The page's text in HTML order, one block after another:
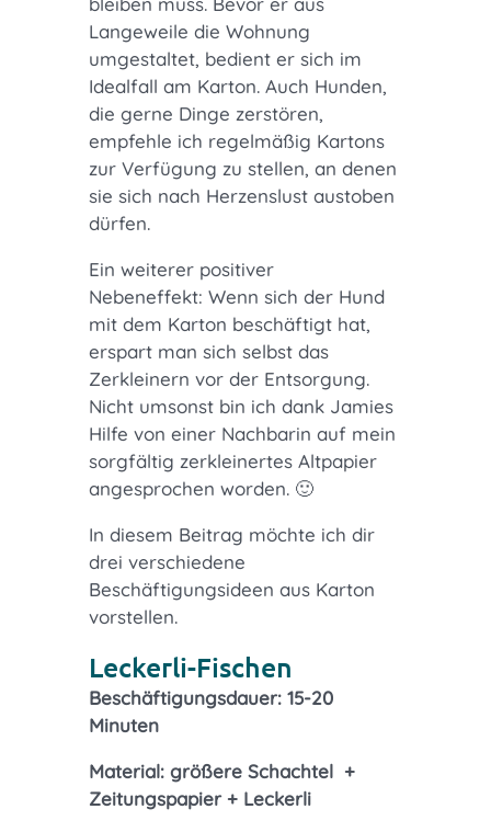
Langeweile die Wohnung
umgestaltet, bedient er sich im
Idealfall am Karton. Auch Hunden,
die gerne Dinge zerstören,
empfehle ich regelmäßig Kartons
zur Verfügung zu stellen, an denen
sie sich nach Herzenslust austoben
dürfen.
Ein weiterer positiver
Nebeneffekt: Wenn sich der Hund
mit dem Karton beschäftigt hat,
erspart man sich selbst das
Zerkleinern vor der Entsorgung.
Nicht umsonst bin ich dank Jamies
Hilfe von einer Nachbarin auf mein
sorgfältig zerkleinertes Altpapier
angesprochen worden. 🙂
In diesem Beitrag möchte ich dir
drei verschiedene
Beschäftigungsideen aus Karton
vorstellen.
Leckerli-Fischen
Beschäftigungsdauer: 15-20
Minuten
Material: größere Schachtel +
Zeitungspapier + Leckerli